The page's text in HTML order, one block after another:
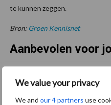
We value your privacy
We and our 4 partners use
te kunnen zeggen.
Bron: Groen Kennisnet
Aanbevolen voor
grillig: